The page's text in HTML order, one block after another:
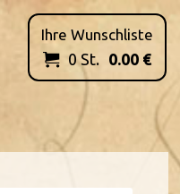
Ihre Wunschliste
 0St. 0.00 €